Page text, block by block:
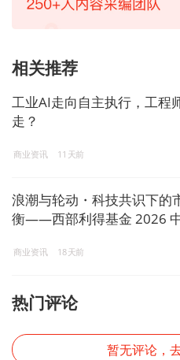
相关推荐
工业AI走向自主执行，工程
走？
商业资讯 11天前
浪潮与轮动・科技共识下的
衡——西部利得基金 2026
商业资讯 18天前
热门评论
暂无评论，